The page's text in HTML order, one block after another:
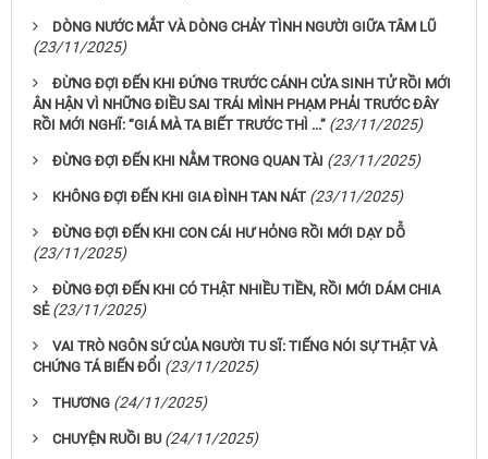
DÒNG NƯỚC MẮT VÀ DÒNG CHẢY TÌNH NGƯỜI GIỮA TÂM LŨ
(23/11/2025)
ĐỪNG ĐỢI ĐẾN KHI ĐỨNG TRƯỚC CÁNH CỬA SINH TỬ RỒI MỚI
ÂN HẬN VÌ NHỮNG ĐIỀU SAI TRÁI MÌNH PHẠM PHẢI TRƯỚC ĐÂY
RỒI MỚI NGHĨ: “GIÁ MÀ TA BIẾT TRƯỚC THÌ ...” (23/11/2025)
ĐỪNG ĐỢI ĐẾN KHI NẰM TRONG QUAN TÀI (23/11/2025)
KHÔNG ĐỢI ĐẾN KHI GIA ĐÌNH TAN NÁT (23/11/2025)
ĐỪNG ĐỢI ĐẾN KHI CON CÁI HƯ HỎNG RỒI MỚI DẠY DỖ
(23/11/2025)
ĐỪNG ĐỢI ĐẾN KHI CÓ THẬT NHIỀU TIỀN, RỒI MỚI DÁM CHIA
SẺ (23/11/2025)
VAI TRÒ NGÔN SỨ CỦA NGƯỜI TU SĨ: TIẾNG NÓI SỰ THẬT VÀ
CHỨNG TÁ BIẾN ĐỔI (23/11/2025)
THƯƠNG (24/11/2025)
CHUYỆN RUỒI BU (24/11/2025)